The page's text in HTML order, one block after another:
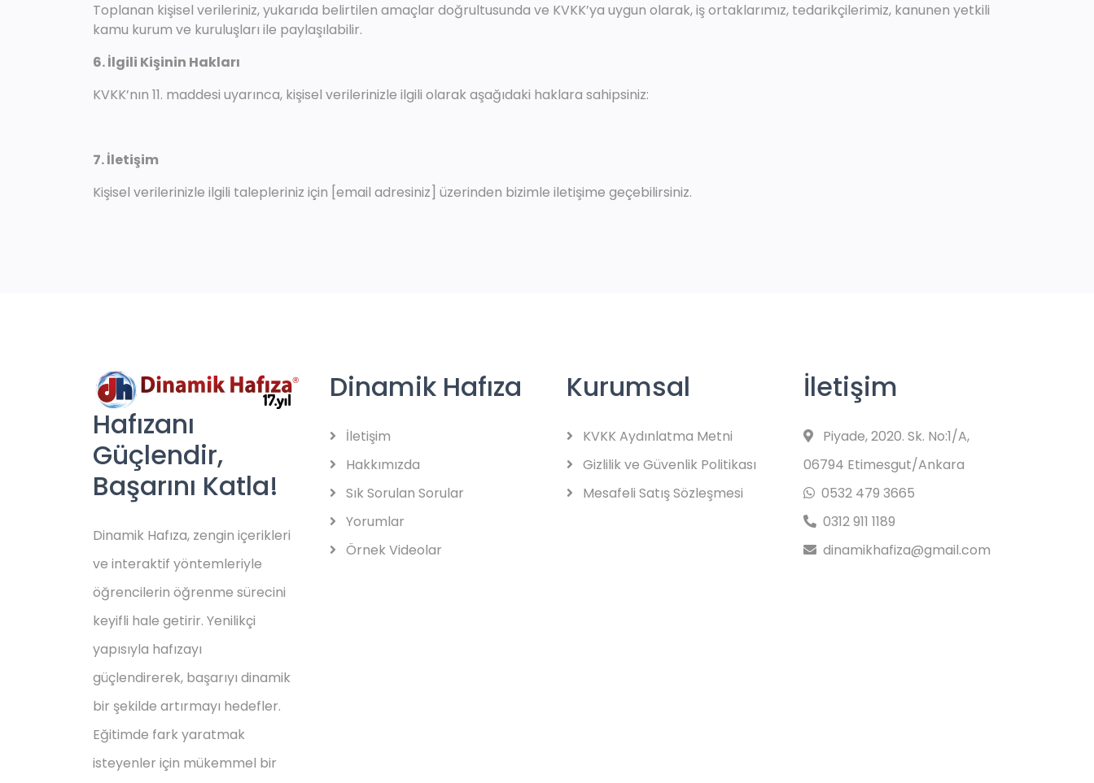
Toplanan kişisel verileriniz, yukarıda belirtilen amaçlar doğrultusunda ve KVKK’ya uygun olarak, iş ortaklarımız, tedarikçilerimiz, kanunen yetkili
kamu kurum ve kuruluşları ile paylaşılabilir.
6. İlgili Kişinin Hakları
KVKK’nın 11. maddesi uyarınca, kişisel verilerinizle ilgili olarak aşağıdaki haklara sahipsiniz:
7. İletişim
Kişisel verilerinizle ilgili talepleriniz için [email adresiniz] üzerinden bizimle iletişime geçebilirsiniz.
Hafızanı
Güçlendir,
Başarını Katla!
Dinamik Hafıza, zengin içerikleri
ve interaktif yöntemleriyle
öğrencilerin öğrenme sürecini
keyifli hale getirir. Yenilikçi
yapısıyla hafızayı
güçlendirerek, başarıyı dinamik
bir şekilde artırmayı hedefler.
Eğitimde fark yaratmak
isteyenler için mükemmel bir
Dinamik Hafıza
İletişim
Hakkımızda
Sık Sorulan Sorular
Yorumlar
Örnek Videolar
Kurumsal
KVKK Aydınlatma Metni
Gizlilik ve Güvenlik Politikası
Mesafeli Satış Sözleşmesi
İletişim
Piyade, 2020. Sk. No:1/A,
06794 Etimesgut/Ankara
0532 479 3665
0312 911 1189
dinamikhafiza@gmail.com